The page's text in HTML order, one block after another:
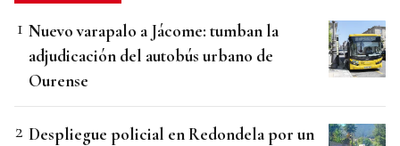
Nuevo varapalo a Jácome: tumban la
adjudicación del autobús urbano de
Ourense
Despliegue policial en Redondela por un